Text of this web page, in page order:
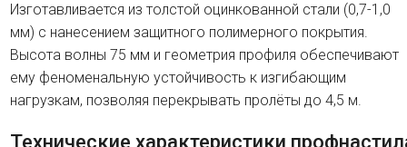
Изготавливается из толстой оцинкованной стали (0,7-1,0
мм) с нанесением защитного полимерного покрытия.
Высота волны 75 мм и геометрия профиля обеспечивают
ему феноменальную устойчивость к изгибающим
нагрузкам, позволяя перекрывать пролёты до 4,5 м.
Технические характеристики